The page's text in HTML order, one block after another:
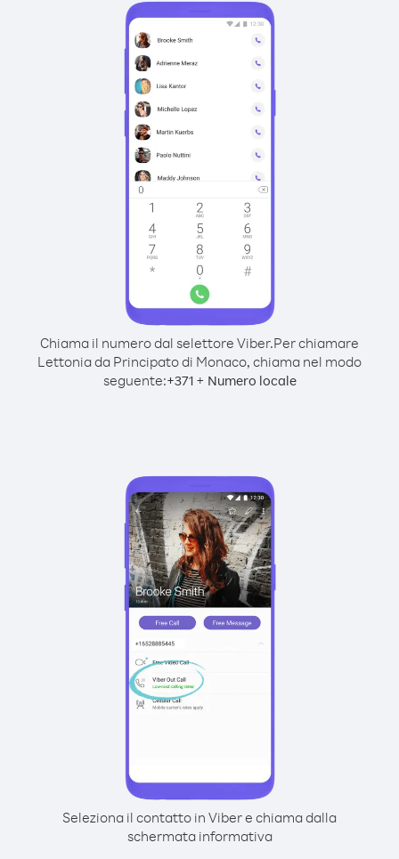
Chiama il numero dal selettore Viber.Per chiamare
Lettonia da Principato di Monaco, chiama nel modo
seguente:+371+ Numero locale
Seleziona il contatto in Viber e chiama dalla
schermata informativa